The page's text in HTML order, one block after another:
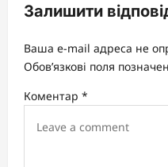
g
a
t
i
Залишити
Ваша e-mail адреса не
Обов’язкові поля
Коментар *